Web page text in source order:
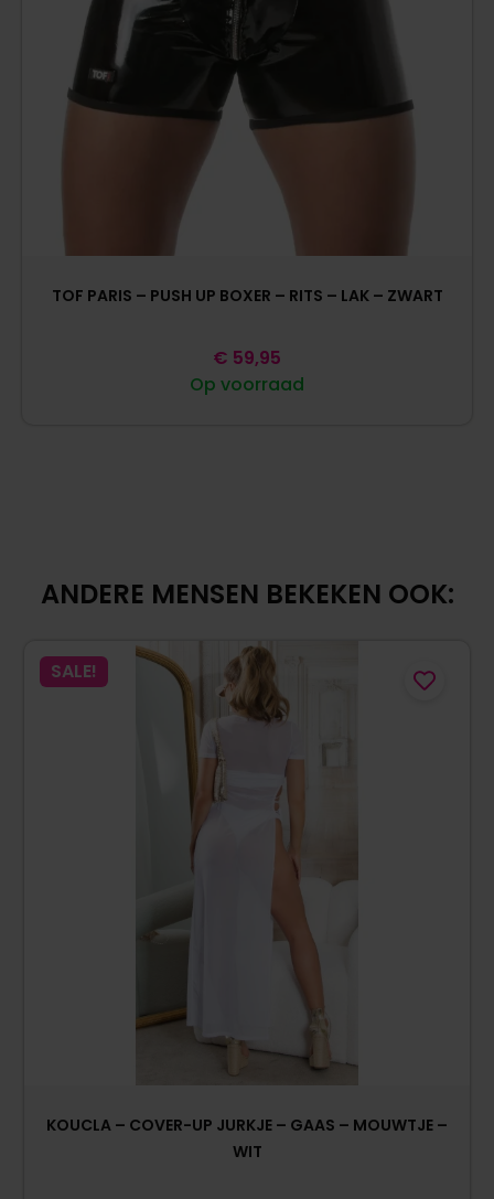
TOF PARIS – PUSH UP BOXER – RITS – LAK – ZWART
Op voorraad
€ 59,95
ANDERE MENSEN BEKEKEN OOK:
SALE!
KOUCLA – COVER-UP JURKJE – GAAS – MOUWTJE –
WIT